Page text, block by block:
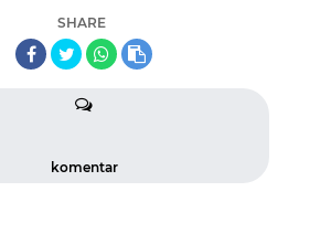
SHARE
komentar